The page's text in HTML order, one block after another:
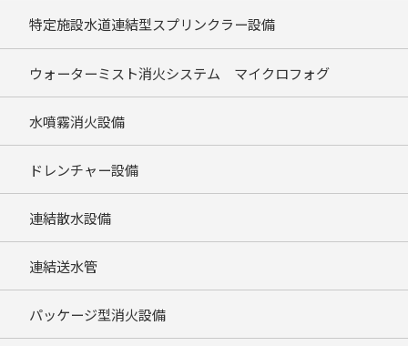
特定施設水道連結型スプリンクラー設備
ウォーターミスト消火システム マイクロフォグ
水噴霧消火設備
ドレンチャー設備
連結散水設備
連結送水管
パッケージ型消火設備